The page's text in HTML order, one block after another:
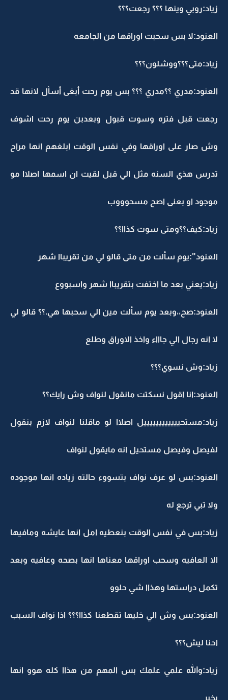
زياد:روبي وينها ؟؟؟ رجعت؟؟؟
العنود:لا بس سحبت اوراقها من الجامعه
زياد:متى؟؟؟ووشلون؟؟؟
العنود:مدري ؟؟مدري ؟؟؟ بس يوم رحت أبغى أسأل لانها قد
رجعت قبل فتره وسوت قبول وبعدبن يوم رحت اشوف
وش صار على اوراقها وفي نفس الوقت ابلغهم انها مراح
تدرس هذي السنه مثل الي قبل لقيت ان اسمها اصلاا مو
موجود او بعنى اصح مسحوووب
زياد:كيف؟؟ومتى سوت كذاا؟؟
العنود":يوم سألت من متى قالو لي من تقريباا شهر
زياد:يعني بعد ما اختفت بتقريباا شهر واسبووع
العنود:صح،،وبعد يوم سألت مين الي سحبها هي.؟؟ قالو لي
لا انه رجال الي جاااء واخذ الاوراق وطلع
زياد:وش نسوي؟؟؟
العنود:انا اقول نسكتت مانقول لنواف وش رايك؟؟
زياد:مستحييييييييييييل اصلاا لو ماقلنا لنواف لازم بنقول
لفيصل وفيصل مستحيل انه مايقول لنواف
العنود:بس لو عرف نواف بتسووء حالته زياده انها موجوده
ولا تبي ترجع له
زياد:بس في نفس الوقت بنعطيه امل انها عايشه ومافيها
الا العافيه وسحب اوراقها معناها انها بصحه وعافيه وبعد
تكمل دراستها وهذاا شي حلوو
العنود:بس وش الي خليها تقطعنا كذاا؟؟؟ اذا نواف السبب
احنا ليش؟؟؟
زياد:والله علمي علمك بس المهم من هذاا كله هوو انها
بخير